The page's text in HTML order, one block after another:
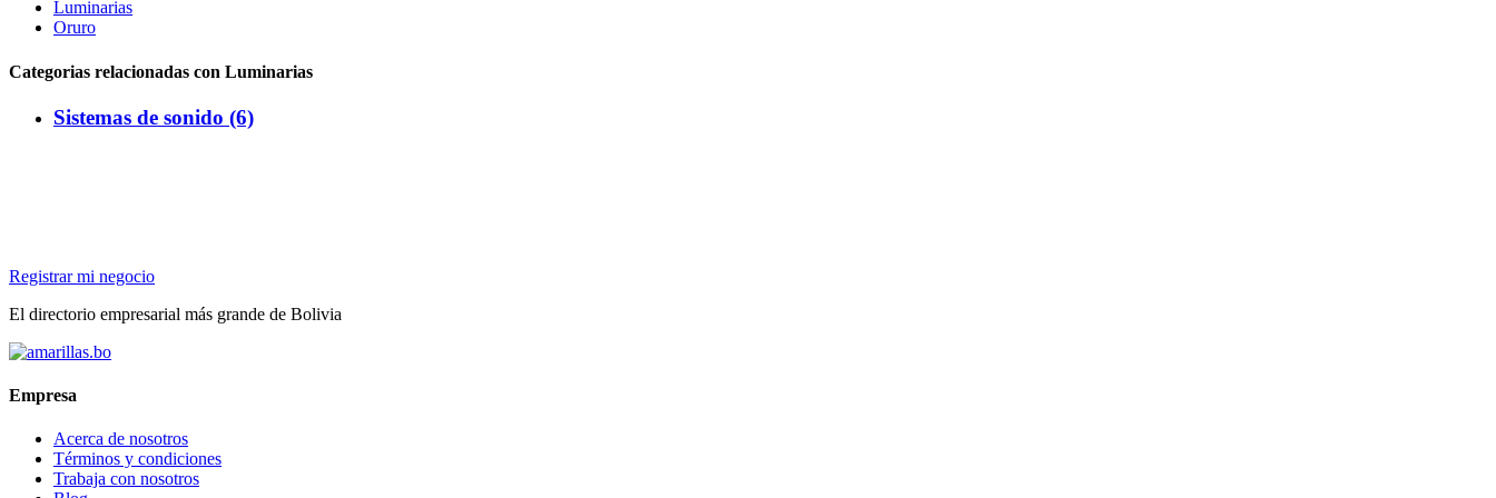
Luminarias
Oruro
Categorias relacionadas con Luminarias
Sistemas de sonido (6)
Registrar mi negocio
El directorio empresarial más grande de Bolivia
Empresa
Acerca de nosotros
Términos y condiciones
Trabaja con nosotros